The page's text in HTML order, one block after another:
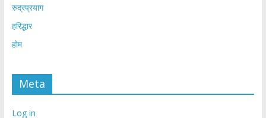
रुद्रप्रयाग
हरिद्धार
होम
Meta
Log in